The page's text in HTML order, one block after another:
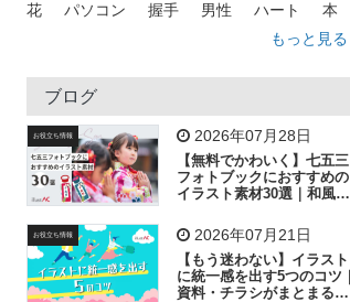
花 パソコン 握手 男性 ハート 本
トラック 木
吹き出し
飛行機 グラフ ビル 魚 家族 書類
歩く 工場 会社 太陽 キラキラ
子供 作業員 相談 ピクトグラム
もっと見る
ブログ
お役立ち情報 2026年07月28日
【無料でかわいく】七五三
フォトブックにおすすめの
イラスト素材30選｜和風の
お役立ち情報 2026年07月21日
【もう迷わない】イラスト
に統一感を出す5つのコツ｜
資料・チラシがまとまるフ